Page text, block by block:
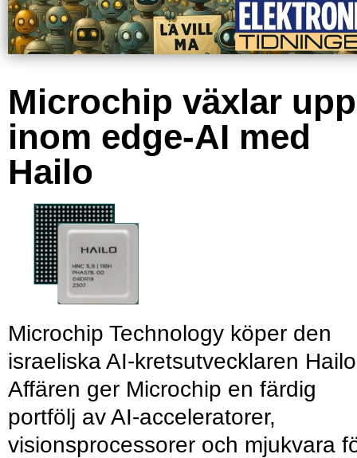
Microchip växlar upp
inom edge-AI med
Hailo
Microchip Technology köper den
israeliska AI-kretsutvecklaren
Affären ger Microchip en färdig
portfölj av AI-acceleratorer,
visionsprocessorer och mjukvara